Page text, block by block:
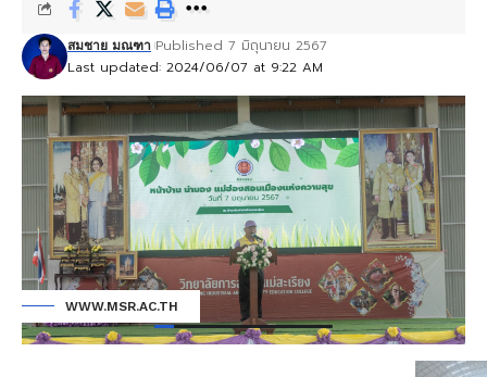
Last updated: 2024/06/07 at 9:22 AM
สมชาย มณฑา Published 7 มิถุนายน 2567
WWW.MSR.AC.TH